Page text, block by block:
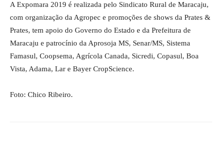
A Expomara 2019 é realizada pelo Sindicato Rural de Maracaju,
com organização da Agropec e promoções de shows da Prates &
Prates, tem apoio do Governo do Estado e da Prefeitura de
Maracaju e patrocínio da Aprosoja MS, Senar/MS, Sistema
Famasul, Coopsema, Agrícola Canada, Sicredi, Copasul, Boa
Vista, Adama, Lar e Bayer CropScience.
Foto: Chico Ribeiro.